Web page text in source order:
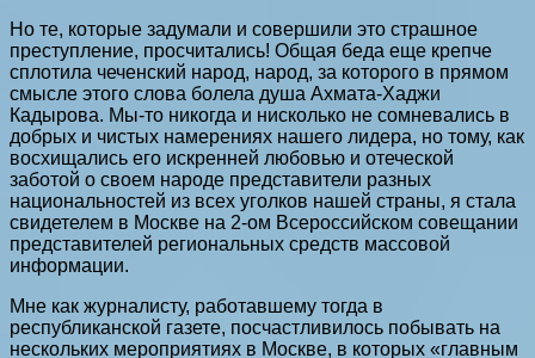
Но те, которые задумали и совершили это страшное
преступление, просчитались! Общая беда еще крепче
сплотила чеченский народ, народ, за которого в прямом
смысле этого слова болела душа Ахмата-Хаджи
Кадырова. Мы-то никогда и нисколько не сомневались в
добрых и чистых намерениях нашего лидера, но тому, как
восхищались его искренней любовью и отеческой
заботой о своем народе представители разных
национальностей из всех уголков нашей страны, я стала
свидетелем в Москве на 2-ом Всероссийском совещании
представителей региональных средств массовой
информации.
Мне как журналисту, работавшему тогда в
республиканской газете, посчастливилось побывать на
нескольких мероприятиях в Москве, в которых «главным